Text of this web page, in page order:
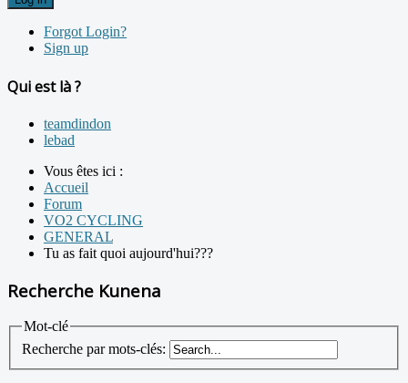
Forgot Login?
Sign up
Qui est là ?
teamdindon
lebad
Vous êtes ici :
Accueil
Forum
VO2 CYCLING
GENERAL
Tu as fait quoi aujourd'hui???
Recherche Kunena
Mot-clé
Recherche par mots-clés: